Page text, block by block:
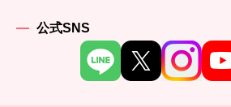
公式SNS